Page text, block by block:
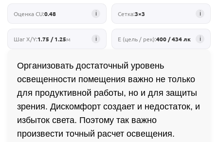
Оценка CU:0.48 i Сетка:3×3 i
Шаг X/Y:1.75 / 1.25м i E (цель / рек):400 / 434 лк i
Организовать достаточный уровень
освещенности помещения важно не только
для продуктивной работы, но и для защиты
зрения. Дискомфорт создает и недостаток, и
избыток света. Поэтому так важно
произвести точный расчет освещения.